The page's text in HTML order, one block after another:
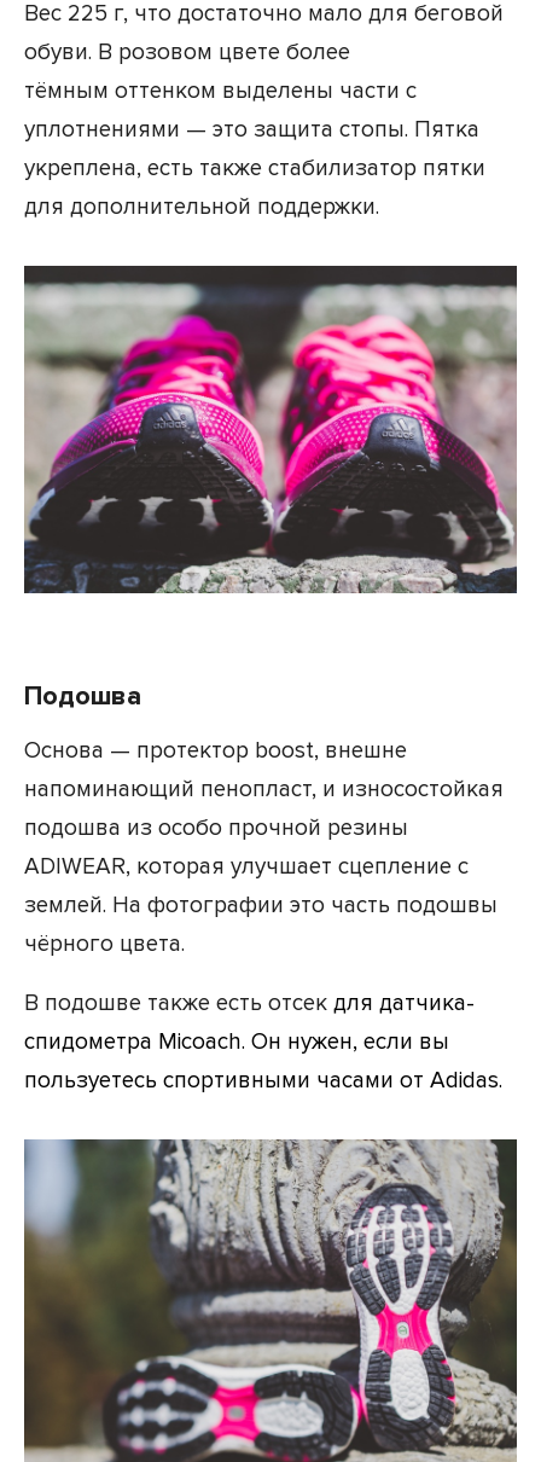
Вес 225 г, что достаточно мало для беговой
обуви. В розовом цвете более
тёмным оттенком выделены части с
уплотнениями — это защита стопы. Пятка
укреплена, есть также стабилизатор пятки
для дополнительной поддержки.
Подошва
Основа — протектор boost, внешне
напоминающий пенопласт, и износостойкая
подошва из особо прочной резины
ADIWEAR, которая улучшает сцепление с
землей. На фотографии это часть подошвы
чёрного цвета.
В подошве также есть отсек для датчика-
спидометра Micoach. Он нужен, если вы
пользуетесь спортивными часами от Adidas.